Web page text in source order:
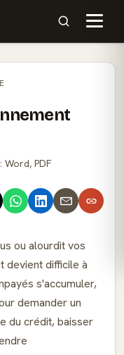
Word, PDF
ou alourdit vos
devient difficile à
s'accumuler,
demander un
du crédit, baisser